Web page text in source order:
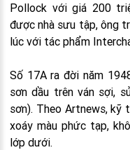
Pollock với giá 200
được nhà sưu tập, ông
lúc với tác phẩm
Số 17A ra đời năm
sơn dầu trên ván sợi,
sơn). Theo Artnews, kỹ
xoáy màu phức tạp,
lớp dưới.